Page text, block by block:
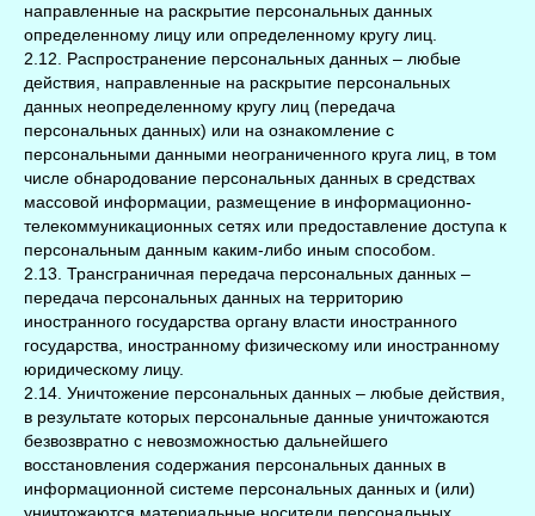
направленные на раскрытие персональных данных
определенному лицу или определенному кругу лиц.
2.12. Распространение персональных данных – любые
действия, направленные на раскрытие персональных
данных неопределенному кругу лиц (передача
персональных данных) или на ознакомление с
персональными данными неограниченного круга лиц, в том
числе обнародование персональных данных в средствах
массовой информации, размещение в информационно-
телекоммуникационных сетях или предоставление доступа к
персональным данным каким-либо иным способом.
2.13. Трансграничная передача персональных данных –
передача персональных данных на территорию
иностранного государства органу власти иностранного
государства, иностранному физическому или иностранному
юридическому лицу.
2.14. Уничтожение персональных данных – любые действия,
в результате которых персональные данные уничтожаются
безвозвратно с невозможностью дальнейшего
восстановления содержания персональных данных в
информационной системе персональных данных и (или)